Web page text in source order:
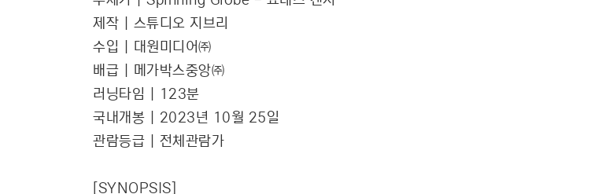
제작 | 스튜디오 지브리
수입 | 대원미디어㈜
배급 | 메가박스중앙㈜
러닝타임 | 123분
국내개봉 | 2023년 10월 25일
관람등급 | 전체관람가
[SYNOPSIS]